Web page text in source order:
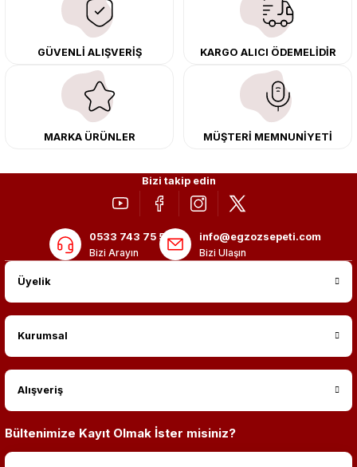
tasarımını ve aerodinamisini üst seviyeye taşıyabilirsiniz.
Tüm ürünlerimiz orijinal, dayanıklı ve uzun ömürlüdür. İstanbul’daki montaj
merkezimizde profesyonel montaj yapıyor, Türkiye’nin her yerine güvenli
kargo ile teslimat gerçekleştiriyoruz. Aracınıza değer katmak için doğru
adres: Egzoz Sepeti.
GÜVENLİ ALIŞVERİŞ KARGO ALICI ÖDEMELİDİR
MARKA ÜRÜNLER MÜŞTERİ MEMNUNİYETİ
Bizi takip edin
0533 743 75 56
Bizi Arayın
info@egzozsepeti.com
Bizi Ulaşın
Üyelik
Kurumsal
Alışveriş
Bültenimize Kayıt Olmak İster misiniz?